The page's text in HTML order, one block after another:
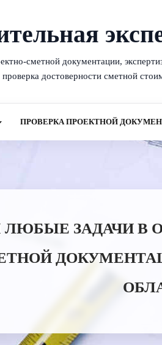
сметной документации,
достоверности сметной
ПРОВЕРКА ПРОЕКТНОЙ
ЗАДАЧИ В